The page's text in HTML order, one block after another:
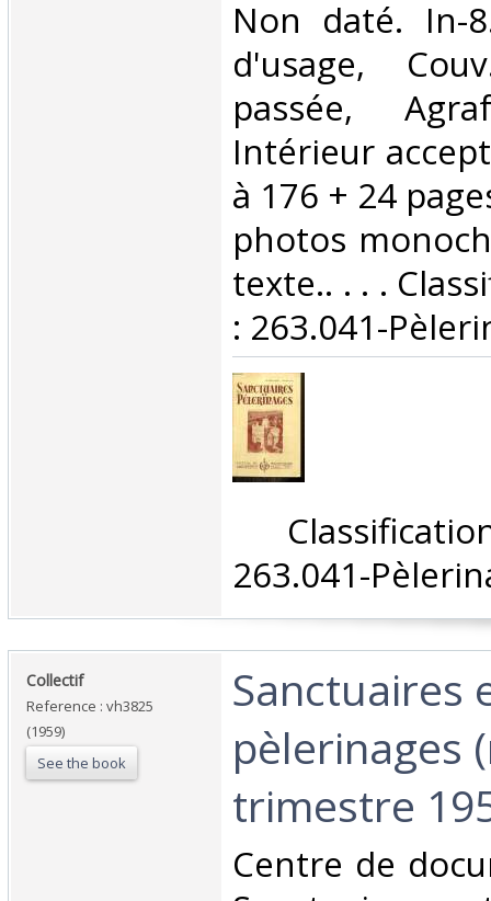
Non daté. In-
d'usage,
passée,
Intérieur
à 176 + 24
photos
texte.. . . .
: 263.041-
263.041-
‎Collectif‎
Reference : vh3825
(1959)
See the book
‎Sanctuaires
pèlerinages
trimestre
‎Centre de